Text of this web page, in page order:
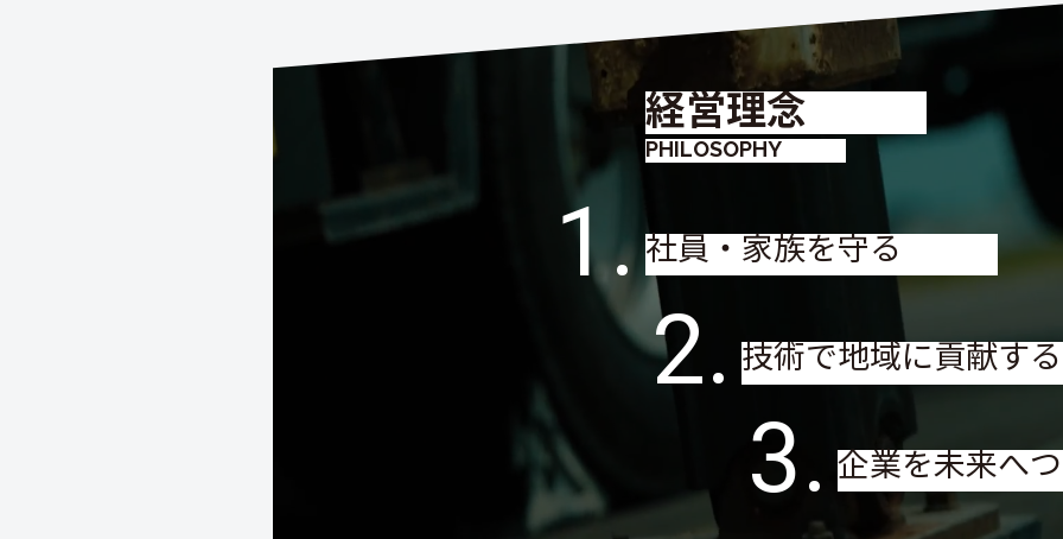
経営理念
PHILOSOPHY
1. 社員・家族を守る
2. 技術で地域に貢献する
3. 企業を未来へ